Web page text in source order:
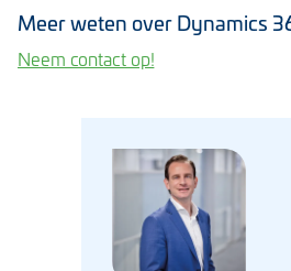
Meer weten over Dynamics
Neem contact op!